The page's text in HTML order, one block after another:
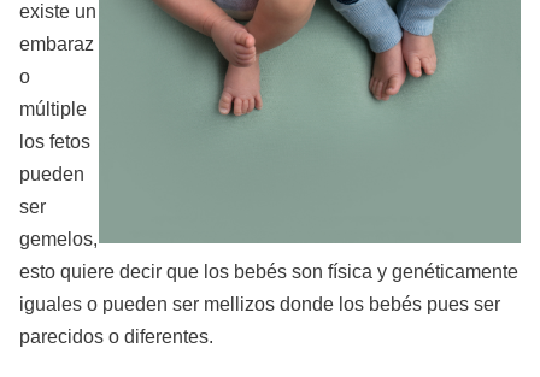
existe un
embaraz
o
múltiple
los fetos
pueden
ser
gemelos,
esto quiere decir que los bebés son física y genéticamente
iguales o pueden ser mellizos donde los bebés pues ser
parecidos o diferentes.